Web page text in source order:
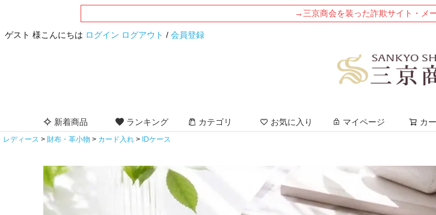
→三京商会を装った詐欺サイト・メ
ゲスト 様こんにちは ログイン ログアウト / 会員登録
新着商品 ランキング カテゴリ お気に入り マイページ カ
レディース 財布・革小物 カード入れ IDケース